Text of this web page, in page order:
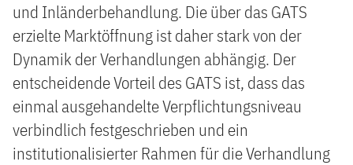
und Inländerbehandlung. Die über das GATS
erzielte Marktöffnung ist daher stark von der
Dynamik der Verhandlungen abhängig. Der
entscheidende Vorteil des GATS ist, dass das
einmal ausgehandelte Verpflichtungsniveau
verbindlich festgeschrieben und ein
institutionalisierter Rahmen für die Verhandlung